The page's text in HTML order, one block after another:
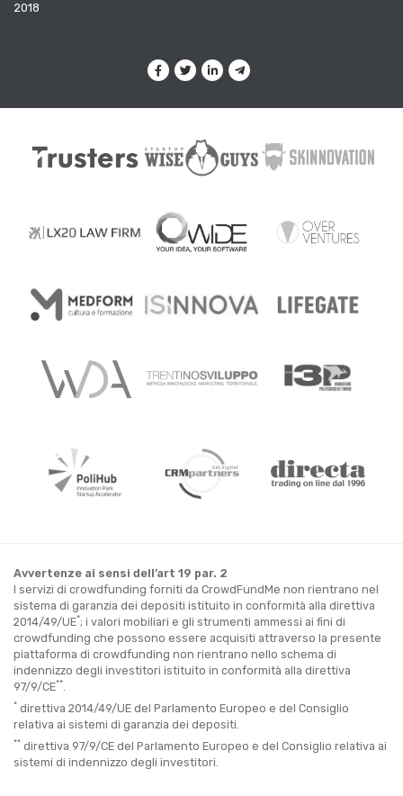
2018
Avvertenze ai sensi dell’art 19 par. 2
I servizi di crowdfunding forniti da CrowdFundMe non rientrano nel
sistema di garanzia dei depositi istituito in conformità alla direttiva
2014/49/UE*; i valori mobiliari e gli strumenti ammessi ai fini di
crowdfunding che possono essere acquisiti attraverso la presente
piattaforma di crowdfunding non rientrano nello schema di
indennizzo degli investitori istituito in conformità alla direttiva
97/9/CE**
* direttiva 2014/49/UE del Parlamento Europeo e del Consiglio
relativa ai sistemi di garanzia dei depositi.
** direttiva 97/9/CE del Parlamento Europeo e del Consiglio relativa ai
sistemi di indennizzo degli investitori.